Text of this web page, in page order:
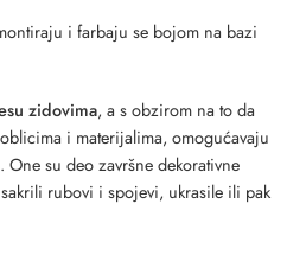
i farbaju se bojom na bazi
zidovima, a s obzirom na to da
i materijalima, omogućavaju
su deo završne dekorativne
rubovi i spojevi, ukrasile ili pak